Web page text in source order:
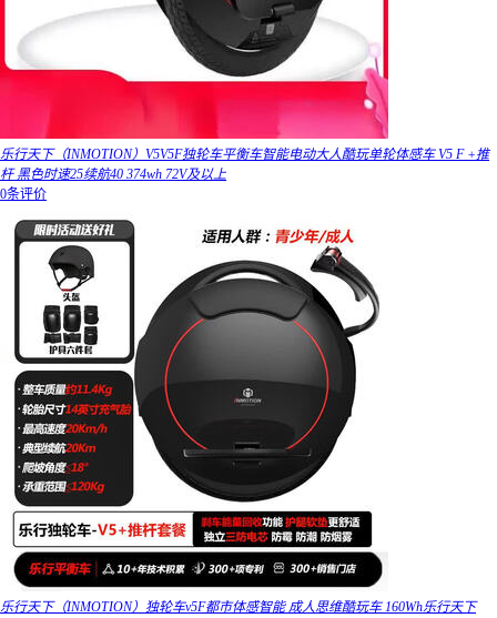
乐行天下（INMOTION）V5V5F独轮车平衡车智能电动大人酷玩单轮体感车 V5 F +推
杆 黑色时速25续航40 374wh 72V及以上
0条评价
乐行天下（INMOTION）独轮车v5F都市体感智能 成人思维酷玩车 160Wh乐行天下